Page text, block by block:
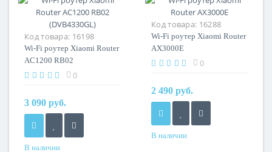
Код товара: 16198
Wi-Fi роутер Xiaomi Router
AC1200 RB02
(DVB4330GL) 0
3 090 руб.
В наличии
Код товара: 16288
Wi-Fi роутер Xiaomi Router
AX3000E
0
2 490 руб.
В наличии